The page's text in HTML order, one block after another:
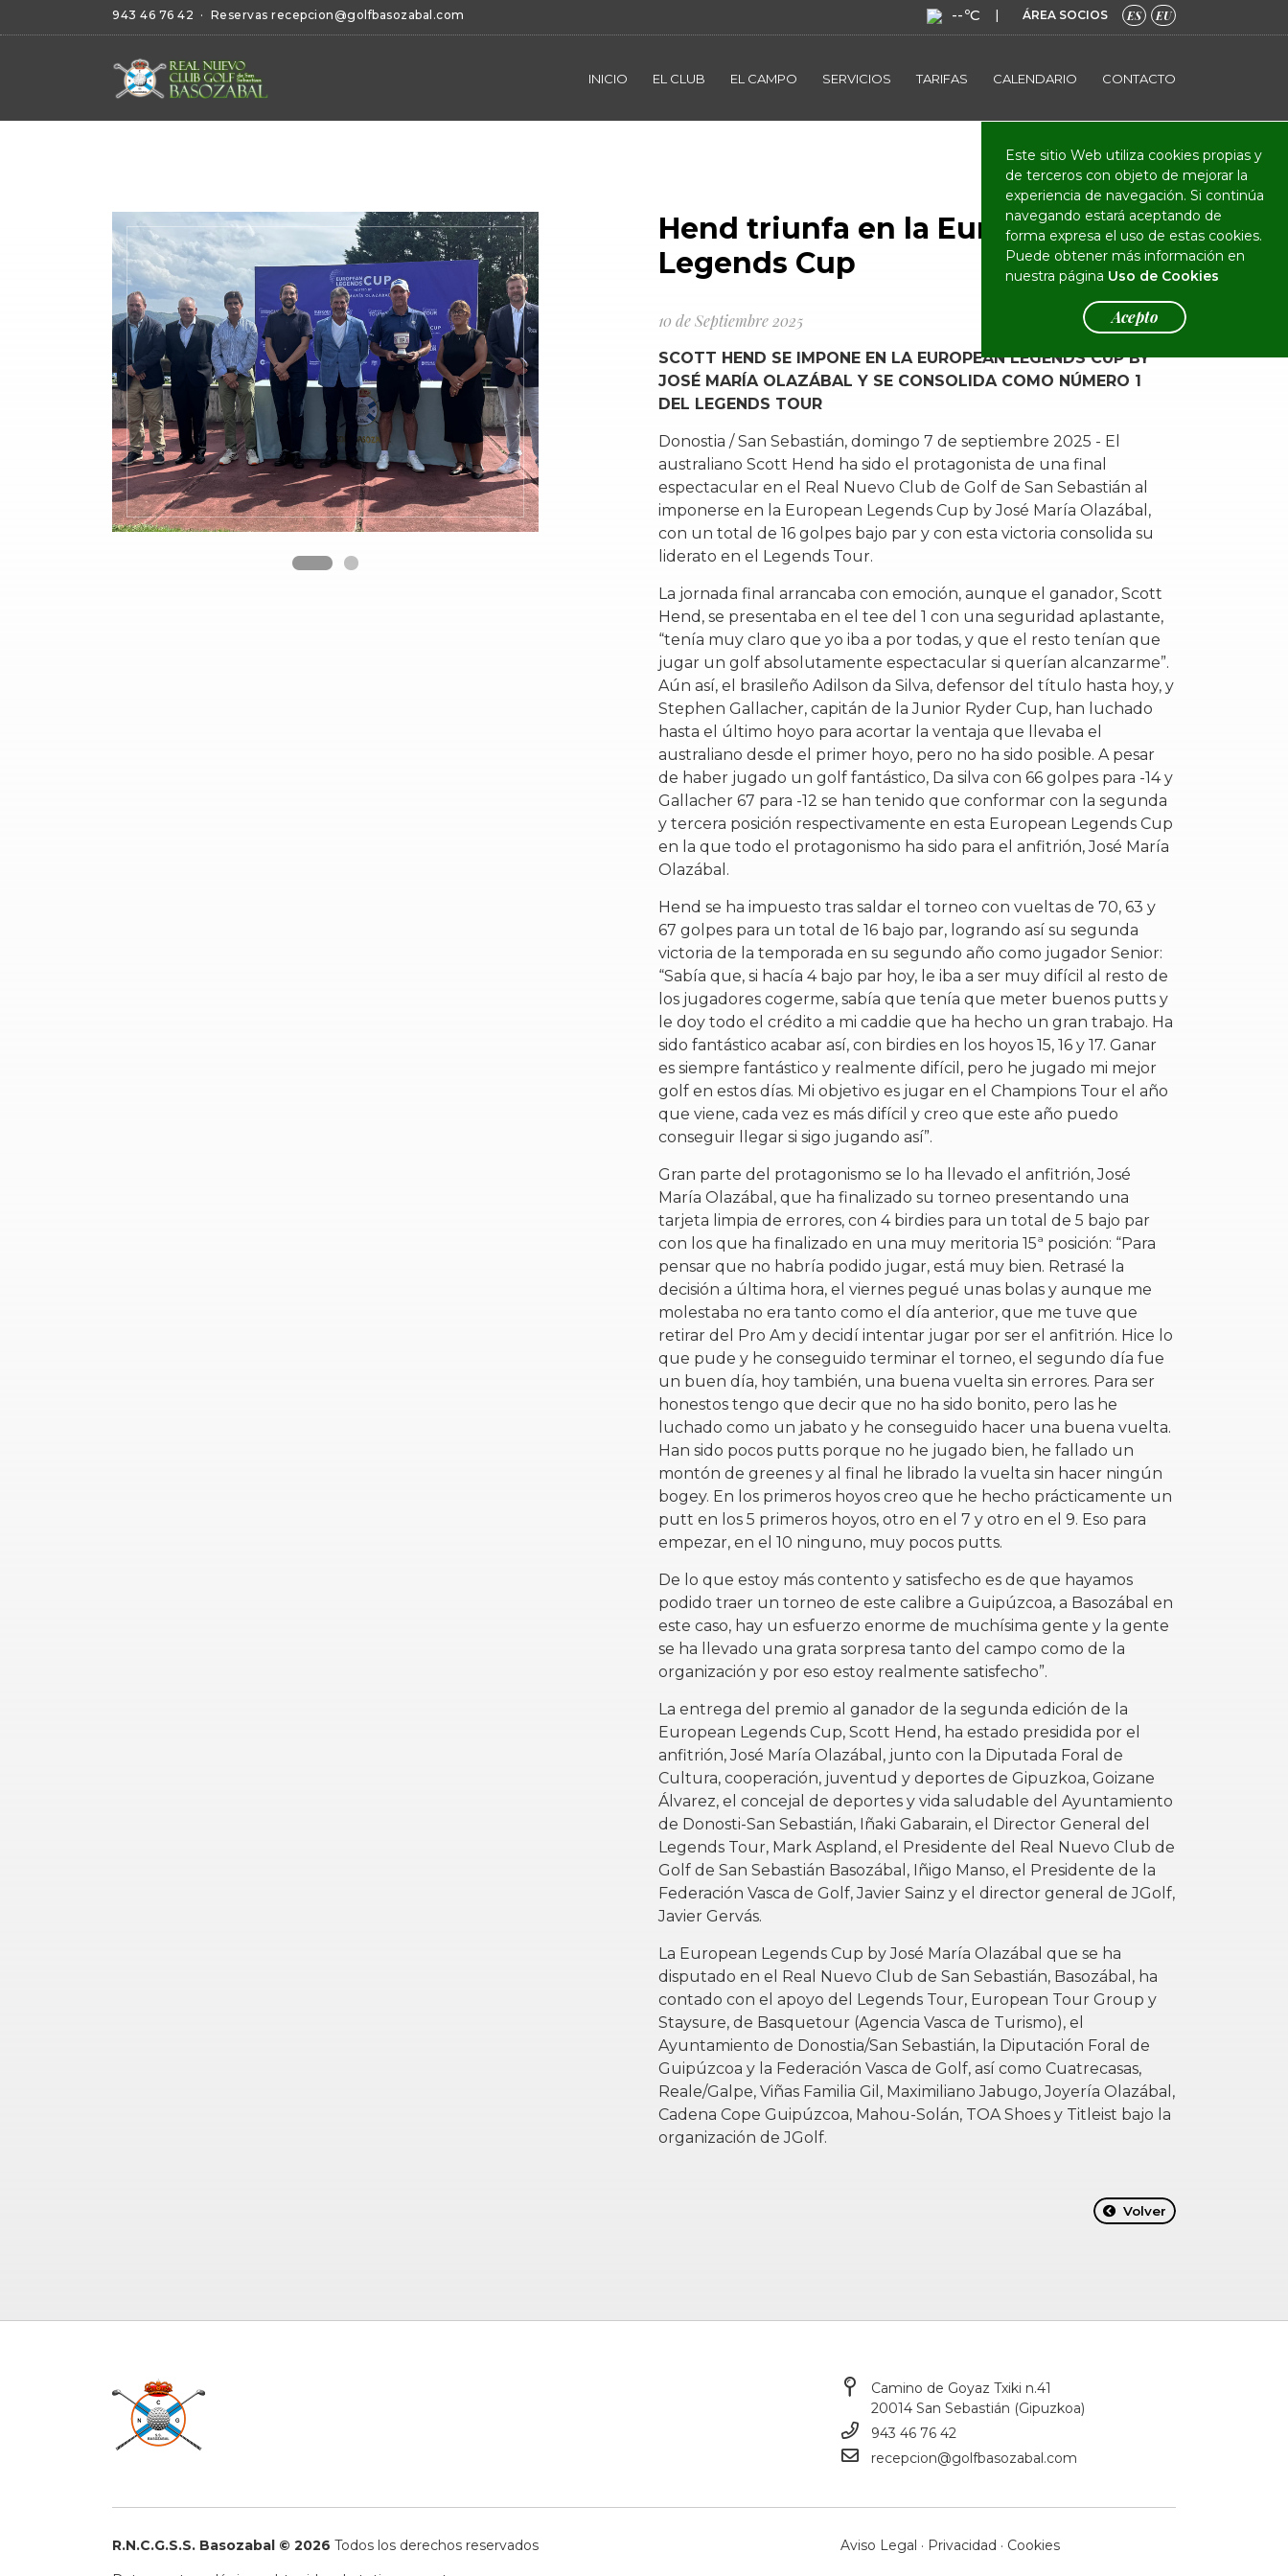
943 46 76 42 · Reservas recepcion@golfbasozabal.com --ºC ÁREA SOCIOS ES EU
INICIO EL CLUB EL CAMPO SERVICIOS TARIFAS CALENDARIO CONTACTO
Este sitio Web utiliza cookies propias y
de terceros con objeto de mejorar la
experiencia de navegación. Si continúa
navegando estará aceptando de
forma expresa el uso de estas cookies.
Puede obtener más información en
nuestra página Uso de Cookies
Acepto
El Club Actualidad
Hend triunfa en la European
Legends Cup
10 de Septiembre 2025
SCOTT HEND SE IMPONE EN LA EUROPEAN LEGENDS CUP BY
JOSÉ MARÍA OLAZÁBAL Y SE CONSOLIDA COMO NÚMERO 1
DEL LEGENDS TOUR
Donostia / San Sebastián, domingo 7 de septiembre 2025 - El
australiano Scott Hend ha sido el protagonista de una final
espectacular en el Real Nuevo Club de Golf de San Sebastián al
imponerse en la European Legends Cup by José María Olazábal,
con un total de 16 golpes bajo par y con esta victoria consolida su
liderato en el Legends Tour.
La jornada final arrancaba con emoción, aunque el ganador, Scott
Hend, se presentaba en el tee del 1 con una seguridad aplastante,
“tenía muy claro que yo iba a por todas, y que el resto tenían que
jugar un golf absolutamente espectacular si querían alcanzarme”.
Aún así, el brasileño Adilson da Silva, defensor del título hasta hoy, y
Stephen Gallacher, capitán de la Junior Ryder Cup, han luchado
hasta el último hoyo para acortar la ventaja que llevaba el
australiano desde el primer hoyo, pero no ha sido posible. A pesar
de haber jugado un golf fantástico, Da silva con 66 golpes para -14 y
Gallacher 67 para -12 se han tenido que conformar con la segunda
y tercera posición respectivamente en esta European Legends Cup
en la que todo el protagonismo ha sido para el anfitrión, José María
Olazábal.
Hend se ha impuesto tras saldar el torneo con vueltas de 70, 63 y
67 golpes para un total de 16 bajo par, logrando así su segunda
victoria de la temporada en su segundo año como jugador Senior:
“Sabía que, si hacía 4 bajo par hoy, le iba a ser muy difícil al resto de
los jugadores cogerme, sabía que tenía que meter buenos putts y
le doy todo el crédito a mi caddie que ha hecho un gran trabajo. Ha
sido fantástico acabar así, con birdies en los hoyos 15, 16 y 17. Ganar
es siempre fantástico y realmente difícil, pero he jugado mi mejor
golf en estos días. Mi objetivo es jugar en el Champions Tour el año
que viene, cada vez es más difícil y creo que este año puedo
conseguir llegar si sigo jugando así”.
Gran parte del protagonismo se lo ha llevado el anfitrión, José
María Olazábal, que ha finalizado su torneo presentando una
tarjeta limpia de errores, con 4 birdies para un total de 5 bajo par
con los que ha finalizado en una muy meritoria 15ª posición: “Para
pensar que no habría podido jugar, está muy bien. Retrasé la
decisión a última hora, el viernes pegué unas bolas y aunque me
molestaba no era tanto como el día anterior, que me tuve que
retirar del Pro Am y decidí intentar jugar por ser el anfitrión. Hice lo
que pude y he conseguido terminar el torneo, el segundo día fue
un buen día, hoy también, una buena vuelta sin errores. Para ser
honestos tengo que decir que no ha sido bonito, pero las he
luchado como un jabato y he conseguido hacer una buena vuelta.
Han sido pocos putts porque no he jugado bien, he fallado un
montón de greenes y al final he librado la vuelta sin hacer ningún
bogey. En los primeros hoyos creo que he hecho prácticamente un
putt en los 5 primeros hoyos, otro en el 7 y otro en el 9. Eso para
empezar, en el 10 ninguno, muy pocos putts.
De lo que estoy más contento y satisfecho es de que hayamos
podido traer un torneo de este calibre a Guipúzcoa, a Basozábal en
este caso, hay un esfuerzo enorme de muchísima gente y la gente
se ha llevado una grata sorpresa tanto del campo como de la
organización y por eso estoy realmente satisfecho”.
La entrega del premio al ganador de la segunda edición de la
European Legends Cup, Scott Hend, ha estado presidida por el
anfitrión, José María Olazábal, junto con la Diputada Foral de
Cultura, cooperación, juventud y deportes de Gipuzkoa, Goizane
Álvarez, el concejal de deportes y vida saludable del Ayuntamiento
de Donosti-San Sebastián, Iñaki Gabarain, el Director General del
Legends Tour, Mark Aspland, el Presidente del Real Nuevo Club de
Golf de San Sebastián Basozábal, Iñigo Manso, el Presidente de la
Federación Vasca de Golf, Javier Sainz y el director general de JGolf,
Javier Gervás.
La European Legends Cup by José María Olazábal que se ha
disputado en el Real Nuevo Club de San Sebastián, Basozábal, ha
contado con el apoyo del Legends Tour, European Tour Group y
Staysure, de Basquetour (Agencia Vasca de Turismo), el
Ayuntamiento de Donostia/San Sebastián, la Diputación Foral de
Guipúzcoa y la Federación Vasca de Golf, así como Cuatrecasas,
Reale/Galpe, Viñas Familia Gil, Maximiliano Jabugo, Joyería Olazábal,
Cadena Cope Guipúzcoa, Mahou-Solán, TOA Shoes y Titleist bajo la
organización de JGolf.
Volver
Camino de Goyaz Txiki n.41
20014 San Sebastián (Gipuzkoa)
943 46 76 42
recepcion@golfbasozabal.com
R.N.C.G.S.S. Basozabal © 2026 Todos los derechos reservados Aviso Legal · Privacidad · Cookies